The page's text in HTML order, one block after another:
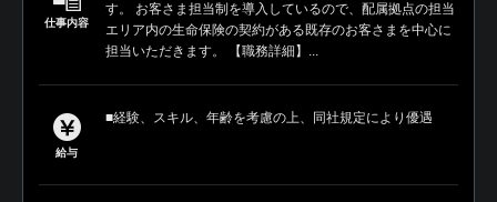
仕事内容
す。 お客さま担当制を導入しているので、配属拠点の担当
エリア内の生命保険の契約がある既存のお客さまを中心に
担当いただきます。 【職務詳細】...
給与
■経験、スキル、年齢を考慮の上、同社規定により優遇